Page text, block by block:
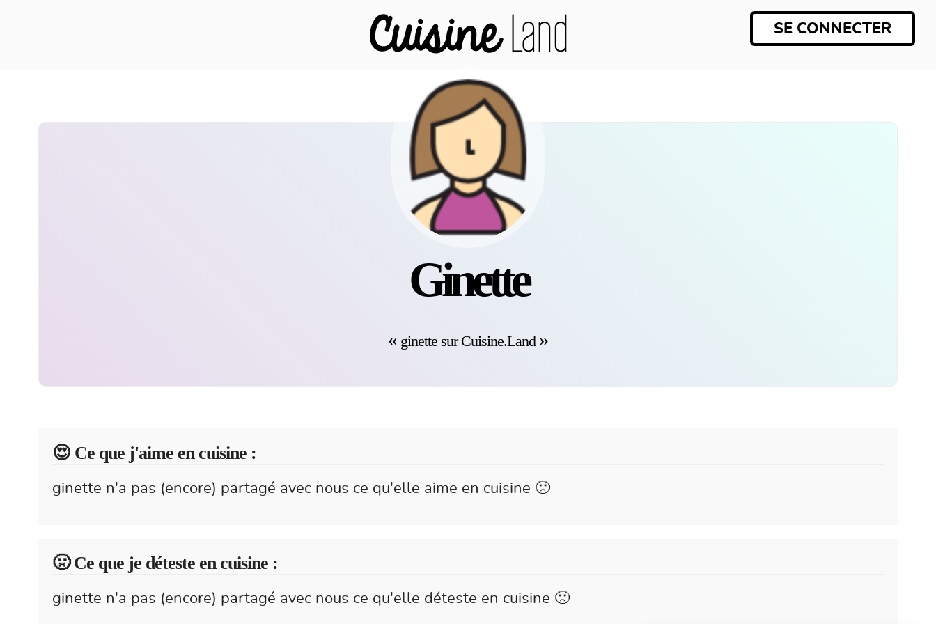
SE CONNECTER
ginette
ginette sur Cuisine.Land
😍️ Ce que j'aime en cuisine :
ginette n'a pas (encore) partagé avec nous ce qu'elle aime en cuisine 🙁
🤢 Ce que je déteste en cuisine :
ginette n'a pas (encore) partagé avec nous ce qu'elle déteste en cuisine 🙁